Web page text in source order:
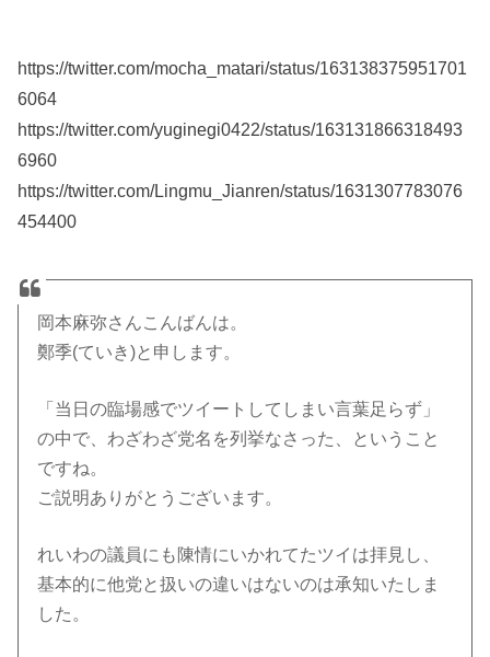
https://twitter.com/mocha_matari/status/163138375951701
6064
https://twitter.com/yuginegi0422/status/163131866318493
6960
https://twitter.com/Lingmu_Jianren/status/1631307783076
454400
岡本麻弥さんこんばんは。
鄭季(ていき)と申します。
「当日の臨場感でツイートしてしまい言葉足らず」
の中で、わざわざ党名を列挙なさった、ということ
ですね。
ご説明ありがとうございます。
れいわの議員にも陳情にいかれてたツイは拝見し、
基本的に他党と扱いの違いはないのは承知いたしま
した。